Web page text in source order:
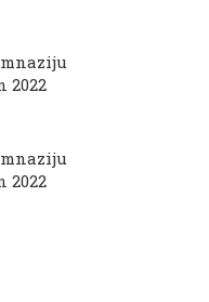
2022
2022